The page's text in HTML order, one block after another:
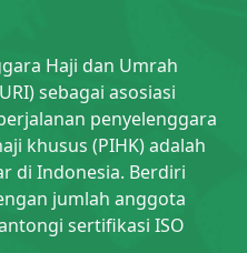
Haji dan Umrah
sebagai asosiasi
penyelenggara
khusus (PIHK) adalah
di Indonesia. Berdiri
jumlah anggota
sertifikasi ISO